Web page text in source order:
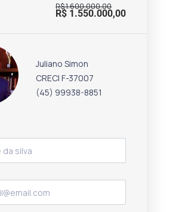
R$ 1.600.000,00
R$ 1.550.000,00
Juliano Simon
CRECI F-37007
(45) 99938-8851